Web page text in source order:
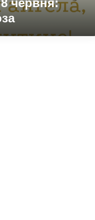
червня: